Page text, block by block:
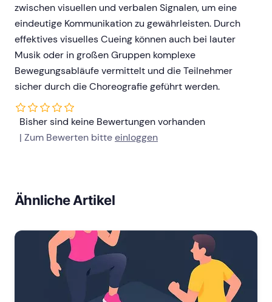
zwischen visuellen und verbalen Signalen, um eine
eindeutige Kommunikation zu gewährleisten. Durch
effektives visuelles Cueing können auch bei lauter
Musik oder in großen Gruppen komplexe
Bewegungsabläufe vermittelt und die Teilnehmer
sicher durch die Choreografie geführt werden.
Bisher sind keine Bewertungen vorhanden
| Zum Bewerten bitteeinloggen
Ähnliche Artikel